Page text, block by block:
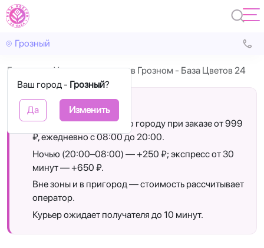
Грозный
Ваш город - Грозный?
Да Изменить
Главная Условия доставки в Грозном - База Цветов 24
Коротко о доставке
Бесплатная доставка по городу при заказе от 999
₽, ежедневно с 08:00 до 20:00.
Ночью (20:00–08:00) — +250 ₽; экспресс от 30
минут — +650 ₽.
Вне зоны и в пригород — стоимость рассчитывает
оператор.
Курьер ожидает получателя до 10 минут.